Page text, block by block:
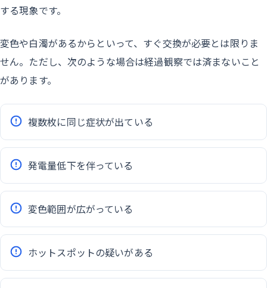
する現象です。
変色や白濁があるからといって、すぐ交換が必要とは限りま
せん。ただし、次のような場合は経過観察では済まないこと
があります。
複数枚に同じ症状が出ている
発電量低下を伴っている
変色範囲が広がっている
ホットスポットの疑いがある